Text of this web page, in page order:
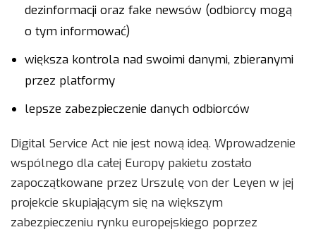
dezinformacji oraz fake newsów (odbiorcy mogą
o tym informować)
większa kontrola nad swoimi danymi, zbieranymi
przez platformy
lepsze zabezpieczenie danych odbiorców
Digital Service Act nie jest nową ideą. Wprowadzenie
wspólnego dla całej Europy pakietu zostało
zapoczątkowane przez Urszulę von der Leyen w jej
projekcie skupiającym się na większym
zabezpieczeniu rynku europejskiego poprzez